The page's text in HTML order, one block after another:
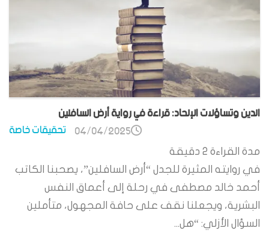
الدين وتساؤلات الإلحاد: قراءة في رواية أرض السافلين
تحقيقات خاصة 04/04/2025
مدة القراءة 2 دقيقة
في روايته المثيرة للجدل “أرض السافلين”، يصحبنا الكاتب
أحمد خالد مصطفى في رحلة إلى أعماق النفس
البشرية، ويجعلنا نقف على حافة المجهول، متأملين
السؤال الأزلي: “هل...